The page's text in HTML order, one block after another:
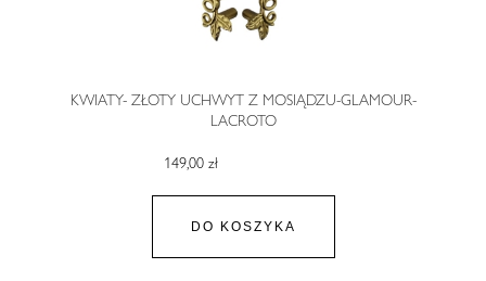
KWIATY- ZŁOTY UCHWYT Z MOSIĄDZU-GLAMOUR-
LACROTO
149,00 zł
DO KOSZYKA